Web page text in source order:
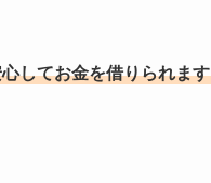
してお金を借りられます